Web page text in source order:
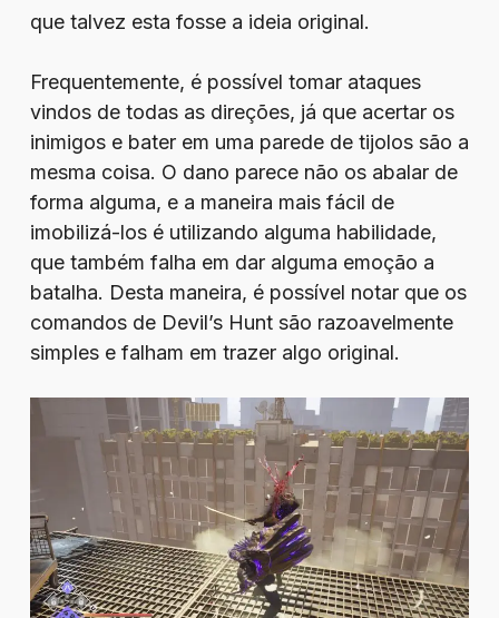
que talvez esta fosse a ideia original.
Frequentemente, é possível tomar ataques
vindos de todas as direções, já que acertar os
inimigos e bater em uma parede de tijolos são a
mesma coisa. O dano parece não os abalar de
forma alguma, e a maneira mais fácil de
imobilizá-los é utilizando alguma habilidade,
que também falha em dar alguma emoção a
batalha. Desta maneira, é possível notar que os
comandos de Devil’s Hunt são razoavelmente
simples e falham em trazer algo original.